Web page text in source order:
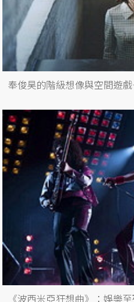
奉俊昊的階級想像與空間遊
《波西米亞狂想曲》：娛樂